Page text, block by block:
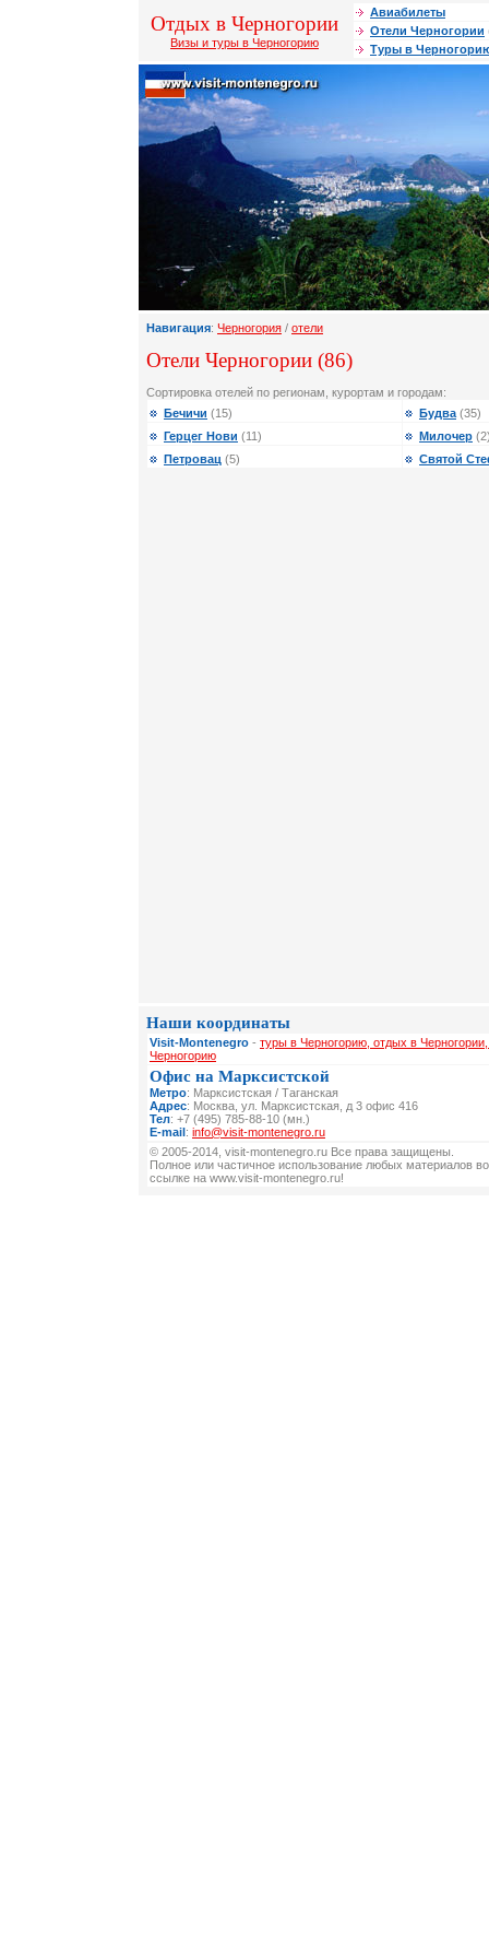
Отдых в Черногории
Визы и туры в Черногорию
Авиабилеты
Отели Черногории
Туры в
Навигация: Черногория / отели
Отели Черногории (86)
Сортировка отелей по регионам, курортам и городам:
Бечичи (15) Будва(35)
Герцег Нови (11) Милочер
Петровац (5) Святой
Наши координаты
Visit-Montenegro - туры в Черногорию, отдых в
Черногорию
Офис на Марксистской
Метро: Марксистская / Таганская
Адрес: Москва, ул. Марксистская, д 3 офис 416
Тел: +7 (495) 785-88-10 (мн.)
E-mail: info@visit-montenegro.ru
© 2005-2014, visit-montenegro.ru Все права защищены.
Полное или частичное использование любых материалов
ссылке на www.visit-montenegro.ru!